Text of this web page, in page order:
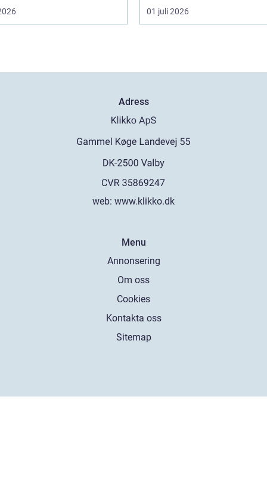
01 juli 2026
Adress
web: www.klikko.dk
Menu
Annonsering
Om oss
Cookies
Kontakta oss
Sitemap